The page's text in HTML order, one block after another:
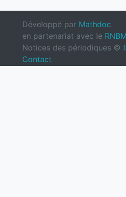
Développé par Mathdoc
en partenariat avec le RNBM
Notices des périodiques ©
Contact